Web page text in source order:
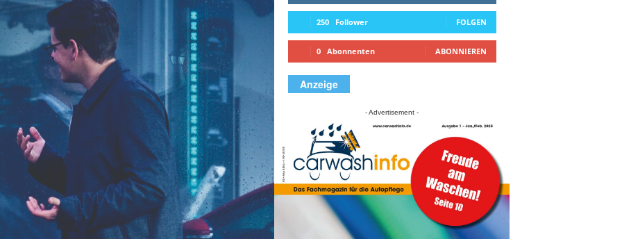
250 Follower FOLGEN
0 Abonnenten ABONNIEREN
Anzeige
- Advertisement -